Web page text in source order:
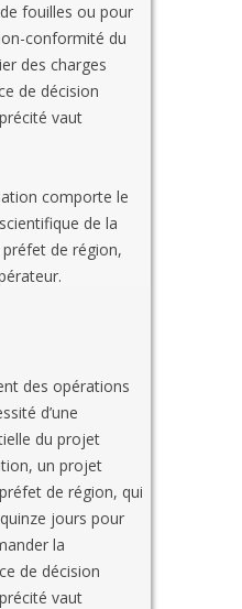
fouilles ou pour
conformité du
des charges
de décision
vaut
comporte le
de la
de région,
des opérations
d’une
du projet
un projet
de région, qui
jours pour
la
de décision
vaut